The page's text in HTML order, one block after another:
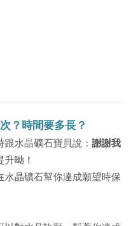
？時間要多長？
水晶礦石寶貝說： 謝謝我
呦！
晶礦石幫你達成願望時保